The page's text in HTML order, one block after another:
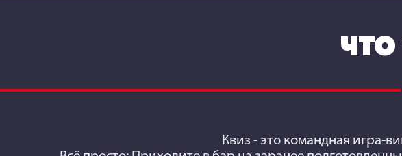
Квиз - это командная игра-